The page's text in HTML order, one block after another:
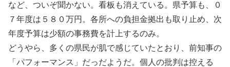
など、ついぞ聞かない。看板も消えている。県予算も、０
７年度は５８０万円。各所への負担金拠出も取り止め、次
年度予算は少額の事務費を計上するのみ。
どうやら、多くの県民が肌で感じていたとおり、前知事の
「パフォーマンス」だっだようだ。個人の批判は控える